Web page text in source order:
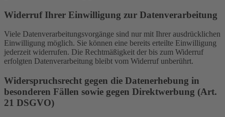
Widerruf Ihrer Einwilligung zur Datenverarbeitung
Viele Datenverarbeitungsvorgänge sind nur mit Ihrer ausdrücklichen
Einwilligung möglich. Sie können eine bereits erteilte Einwilligung
jederzeit widerrufen. Die Rechtmäßigkeit der bis zum Widerruf
erfolgten Datenverarbeitung bleibt vom Widerruf unberührt.
Widerspruchsrecht gegen die Datenerhebung in
besonderen Fällen sowie gegen Direktwerbung (Art.
21 DSGVO)